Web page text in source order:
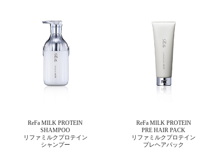
ReFa MILK PROTEIN
SHAMPOO
リファミルクプロテイン
シャンプー
ReFa MILK PROTEIN
PRE HAIR PACK
リファミルクプロテイン
プレヘアパック